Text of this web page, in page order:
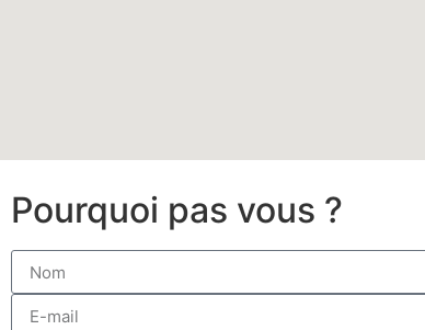
Pourquoi pas vous ?